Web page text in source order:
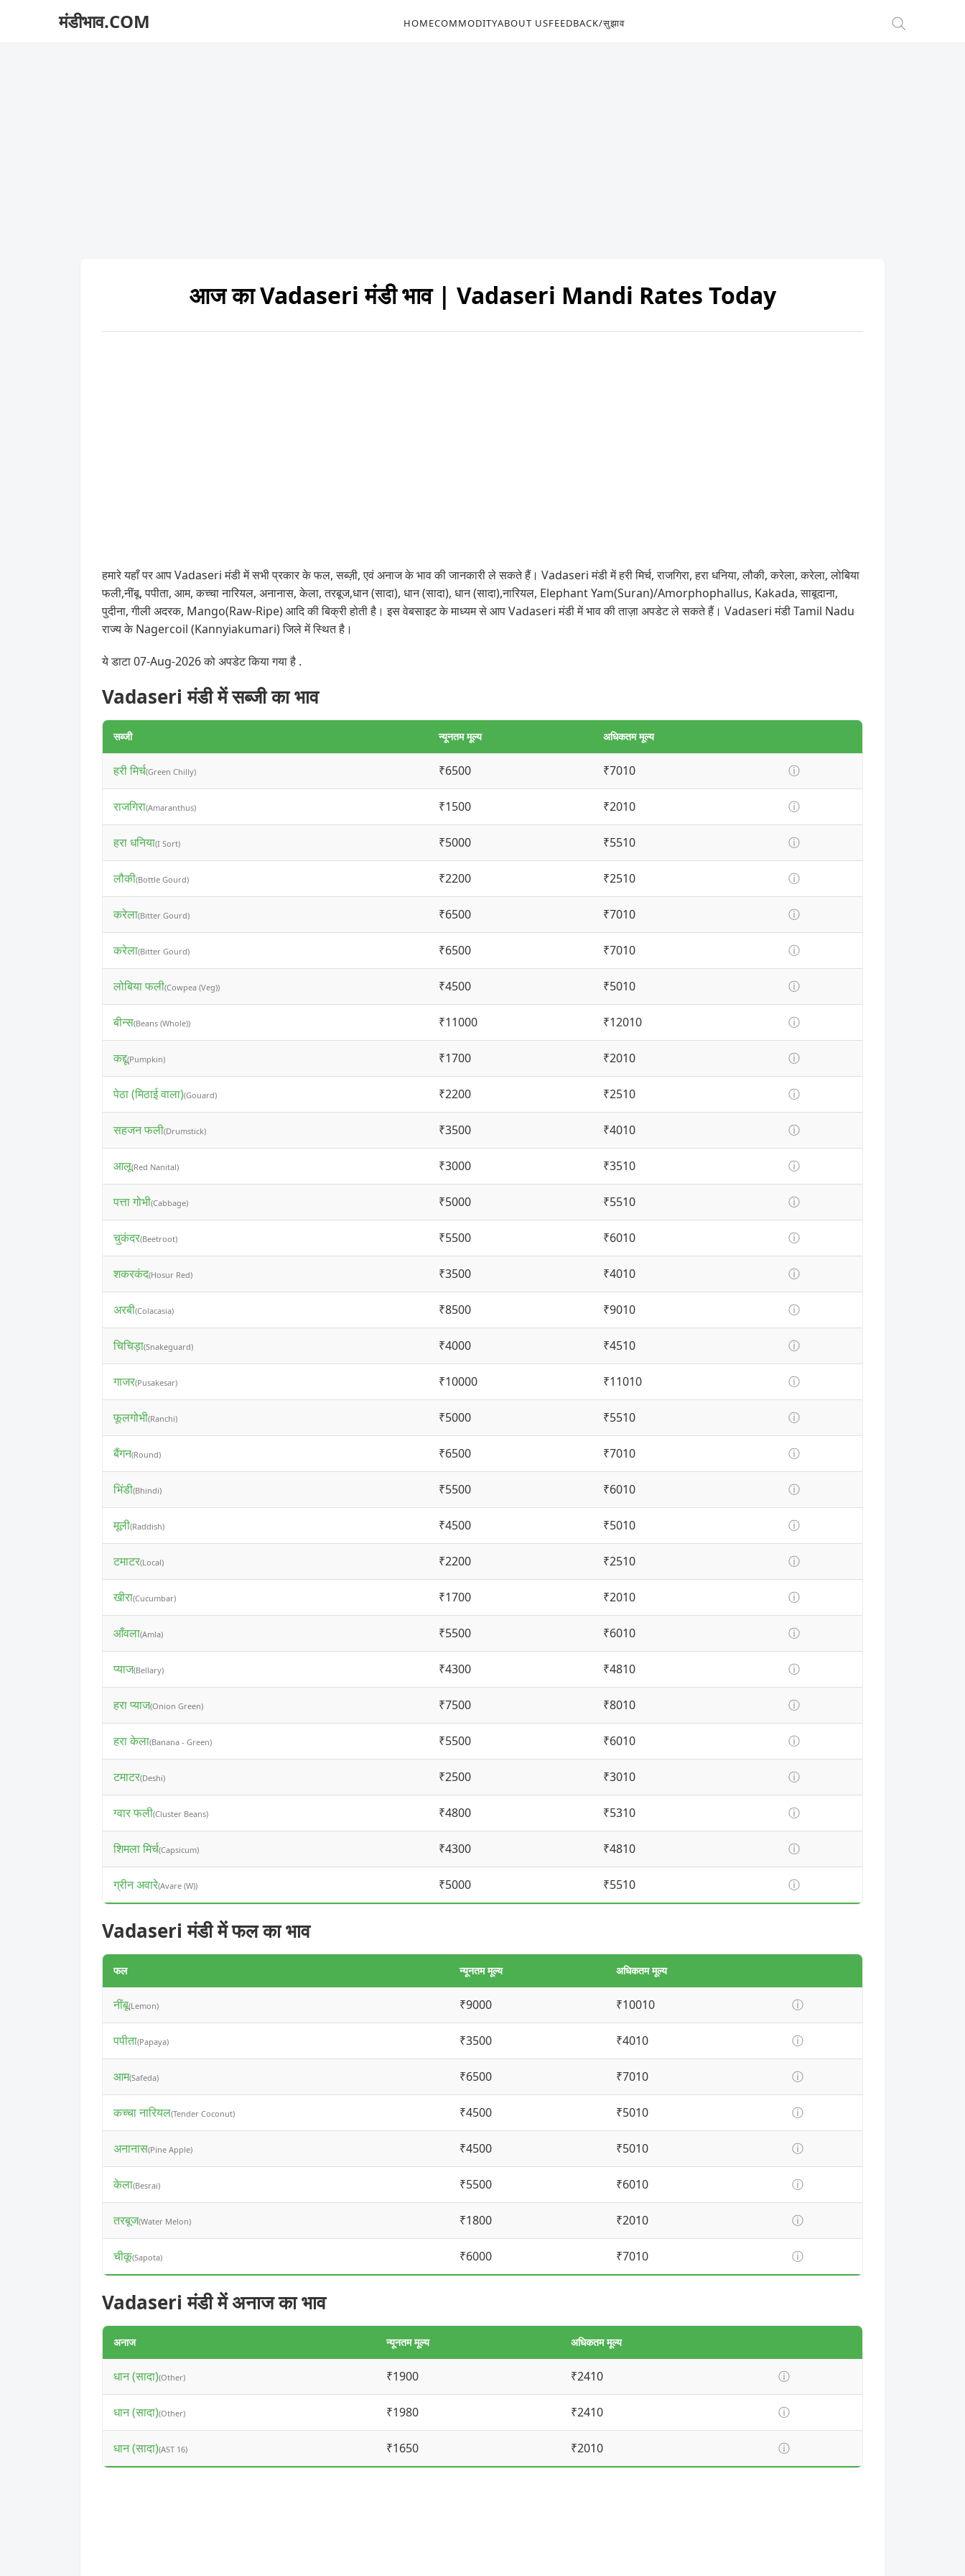
मंडीभाव.COM HOMECOMMODITYABOUT USFEEDBACK/सुझाव
आज का Vadaseri मंडी भाव | Vadaseri Mandi Rates Today
हमारे यहाँ पर आप Vadaseri मंडी में सभी प्रकार के फल, सब्ज़ी, एवं अनाज के भाव की जानकारी ले सकते हैं। Vadaseri मंडी में हरी मिर्च, राजगिरा, हरा धनिया, लौकी, करेला, करेला, लोबिया
फली,नींबू, पपीता, आम, कच्चा नारियल, अनानास, केला, तरबूज,धान (सादा), धान (सादा), धान (सादा),नारियल, Elephant Yam(Suran)/Amorphophallus, Kakada, साबूदाना,
पुदीना, गीली अदरक, Mango(Raw-Ripe) आदि की बिक्री होती है। इस वेबसाइट के माध्यम से आप Vadaseri मंडी में भाव की ताज़ा अपडेट ले सकते हैं। Vadaseri मंडी Tamil Nadu
राज्य के Nagercoil (Kannyiakumari) जिले में स्थित है।
ये डाटा 07-Aug-2026 को अपडेट किया गया है .
Vadaseri मंडी में सब्जी का भाव
सब्जी न्यूनतम मूल्य अधिकतम मूल्य
हरी मिर्च(Green Chilly) ₹6500 ₹7010 ⓘ
राजगिरा(Amaranthus) ₹1500 ₹2010 ⓘ
हरा धनिया(I Sort) ₹5000 ₹5510 ⓘ
लौकी(Bottle Gourd) ₹2200 ₹2510 ⓘ
करेला(Bitter Gourd) ₹6500 ₹7010 ⓘ
करेला(Bitter Gourd) ₹6500 ₹7010 ⓘ
लोबिया फली(Cowpea (Veg)) ₹4500 ₹5010 ⓘ
बीन्स(Beans (Whole)) ₹11000 ₹12010 ⓘ
कद्दू(Pumpkin) ₹1700 ₹2010 ⓘ
पेठा (मिठाई वाला)(Gouard) ₹2200 ₹2510 ⓘ
सहजन फली(Drumstick) ₹3500 ₹4010 ⓘ
आलू(Red Nanital) ₹3000 ₹3510 ⓘ
पत्ता गोभी(Cabbage) ₹5000 ₹5510 ⓘ
चुकंदर(Beetroot) ₹5500 ₹6010 ⓘ
शकरकंद(Hosur Red) ₹3500 ₹4010 ⓘ
अरबी(Colacasia) ₹8500 ₹9010 ⓘ
चिचिड़ा(Snakeguard) ₹4000 ₹4510 ⓘ
गाजर(Pusakesar) ₹10000 ₹11010 ⓘ
फूलगोभी(Ranchi) ₹5000 ₹5510 ⓘ
बैंगन(Round) ₹6500 ₹7010 ⓘ
भिंडी(Bhindi) ₹5500 ₹6010 ⓘ
मूली(Raddish) ₹4500 ₹5010 ⓘ
टमाटर(Local) ₹2200 ₹2510 ⓘ
खीरा(Cucumbar) ₹1700 ₹2010 ⓘ
आँवला(Amla) ₹5500 ₹6010 ⓘ
प्याज(Bellary) ₹4300 ₹4810 ⓘ
हरा प्याज(Onion Green) ₹7500 ₹8010 ⓘ
हरा केला(Banana - Green) ₹5500 ₹6010 ⓘ
टमाटर(Deshi) ₹2500 ₹3010 ⓘ
ग्वार फली(Cluster Beans) ₹4800 ₹5310 ⓘ
शिमला मिर्च(Capsicum) ₹4300 ₹4810 ⓘ
ग्रीन अवारे(Avare (W)) ₹5000 ₹5510 ⓘ
Vadaseri मंडी में फल का भाव
फल न्यूनतम मूल्य अधिकतम मूल्य
नींबू(Lemon) ₹9000 ₹10010 ⓘ
पपीता(Papaya) ₹3500 ₹4010 ⓘ
आम(Safeda) ₹6500 ₹7010 ⓘ
कच्चा नारियल(Tender Coconut) ₹4500 ₹5010 ⓘ
अनानास(Pine Apple) ₹4500 ₹5010 ⓘ
केला(Besrai) ₹5500 ₹6010 ⓘ
तरबूज(Water Melon) ₹1800 ₹2010 ⓘ
चीकू(Sapota) ₹6000 ₹7010 ⓘ
Vadaseri मंडी में अनाज का भाव
अनाज न्यूनतम मूल्य अधिकतम मूल्य
धान (सादा)(Other) ₹1900 ₹2410 ⓘ
धान (सादा)(Other) ₹1980 ₹2410 ⓘ
धान (सादा)(AST 16) ₹1650 ₹2010 ⓘ